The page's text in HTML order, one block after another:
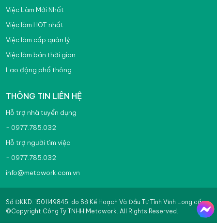
Việc Làm Mới Nhất
Việc làm HOT nhất
Việc làm cấp quản lý
Việc làm bán thời gian
Lao động phổ thông
THÔNG TIN LIÊN HỆ
Hỗ trợ nhà tuyển dụng
- 0977.785.032
Hỗ trợ người tìm việc
- 0977.785.032
info@metawork.com.vn
Số ĐKKD: 1501149845, do Sở Kế Hoạch Và Đầu Tư Tỉnh Vĩnh Long cấp
©Copyright Công Ty TNHH Metawork. All Rights Reserved.